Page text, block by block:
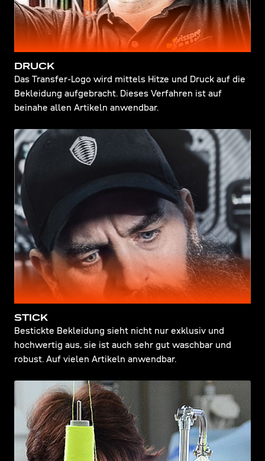
DRUCK
Das Transfer-Logo wird mittels Hitze und Druck auf die
Bekleidung aufgebracht. Dieses Verfahren ist auf
beinahe allen Artikeln anwendbar.
STICK
Bestickte Bekleidung sieht nicht nur exklusiv und
hochwertig aus, sie ist auch sehr gut waschbar und
robust. Auf vielen Artikeln anwendbar.